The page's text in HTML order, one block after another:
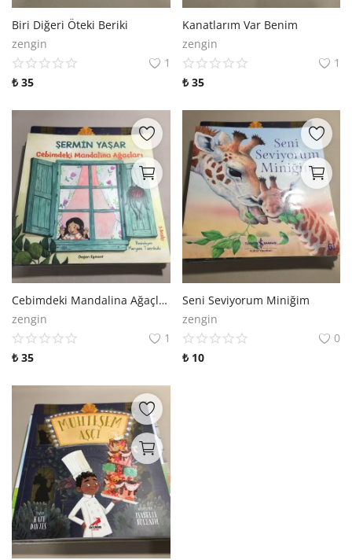
Biri Diğeri Öteki Beriki
zengin
1
₺ 35
Kanatlarım Var Benim
zengin
1
₺35
Cebimdeki Mandalina Ağaçları
zengin
1
₺ 35
Seni Seviyorum Miniğim
zengin
0
₺10